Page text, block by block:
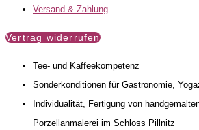
Versand & Zahlung
Vertrag widerrufen
Tee- und Kaffeekompetenz
Sonderkonditionen für Gastronomie,
Individualität, Fertigung von
Porzellanmalerei im Schloss Pillnitz